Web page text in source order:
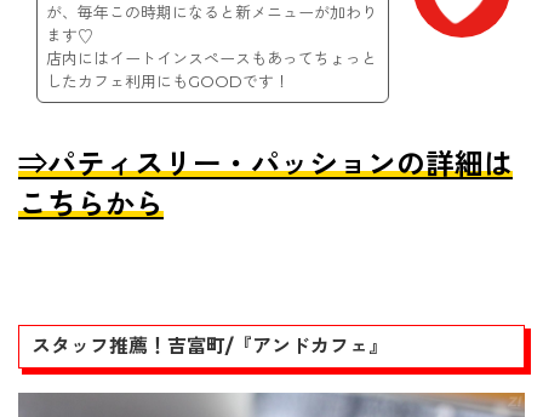
が、毎年この時期になると新メニューが加わり
ます♡
店内にはイートインスペースもあってちょっと
したカフェ利用にもGOODです！
⇒パティスリー・パッションの詳細は
こちらから
スタッフ推薦！吉富町/『アンドカフェ』